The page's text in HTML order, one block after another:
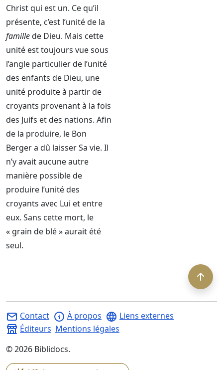
Christ qui est un. Ce qu’il
présente, c’est l’unité de la
famillede Dieu. Mais cette
unité est toujours vue sous
l’angle particulier de l’unité
des enfants de Dieu, une
unité produite à partir de
croyants provenant à la fois
des Juifs et des nations. Afin
de la produire, le Bon
Berger a dû laisser Sa vie. Il
n’y avait aucune autre
manière possible de
produire l’unité des
croyants avec Lui et entre
eux. Sans cette mort, le
« grain de blé » aurait été
seul.
Contact À propos
Liens externes
Éditeurs Mentions légales
©2026 Biblidocs.